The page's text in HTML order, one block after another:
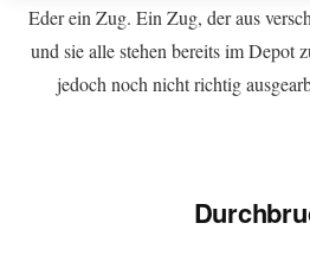
Eder ein Zug. Ein Zug, der aus
und sie alle stehen bereits im Depot
jedoch noch nicht richtig